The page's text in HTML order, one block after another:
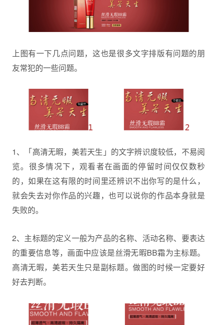
上图有一下几点问题，这也是很多文字排版有问题的朋
友常犯的一些问题。
1、「高清无暇，美若天生」的文字辨识度较低，不易阅
览。很多情况下，观看者在画面的停留时间仅仅数秒
的，如果在这有限的时间里还辨识不出你写的是什么，
就会失去对你作品的兴趣，也可以说你的作品本身就是
失败的。
2、主标题的定义一般为产品的名称、活动名称、要表达
的重要信息等，画面中应该是丝滑无暇BB霜为主标题。
高清无暇，美若天生只是副标题。做图的时候一定要好
好去判断。